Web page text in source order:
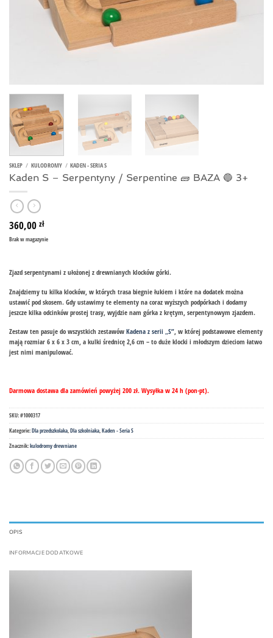
SKLEP / KULODROMY / KADEN - SERIA S
Kaden S – Serpentyny / Serpentine 🧱 BAZA 🔵 3+
360,00 zł
Brak w magazynie
Zjazd serpentynami z ułożonej z drewnianych klocków górki.
Znajdziemy tu kilka klocków, w których trasa biegnie łukiem i które na dodatek można
ustawić pod skosem. Gdy ustawimy te elementy na coraz wyższych podpórkach i dodamy
jeszcze kilka odcinków prostej trasy, wyjdzie nam górka z krętym, serpentynowym zjazdem.
Zestaw ten pasuje do wszystkich zestawów Kadena z serii „S”, w której podstawowe elementy
mają rozmiar 6 x 6 x 3 cm, a kulki średnicę 2,6 cm – to duże klocki i młodszym dzieciom łatwo
jest nimi manipulować.
Darmowa dostawa dla zamówień powyżej 200 zł. Wysyłka w 24 h (pon-pt).
SKU:#1000317
Kategorie:Dla przedszkolaka,Dla szkolniaka,Kaden - Seria S
Znacznik:kulodromy drewniane
OPIS
INFORMACJE DODATKOWE